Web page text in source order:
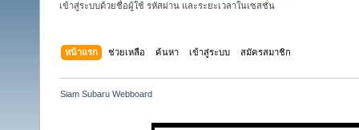
เข้าสู่ระบบด้วยชื่อผู้ใช้ รหัสผ่าน และระยะเวลาในเซสชั่น
หน้าแรก ช่วยเหลือ ค้นหา เข้าสู่ระบบ สมัครสมาชิก
Siam Subaru Webboard